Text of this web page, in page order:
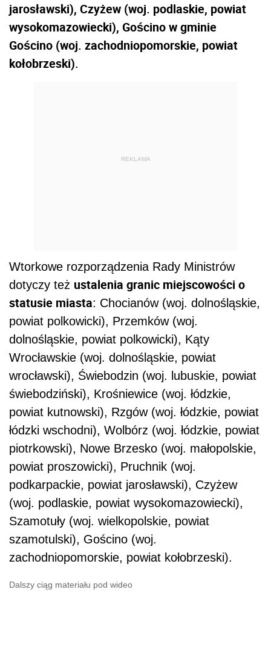
jarosławski), Czyżew (woj. podlaskie, powiat
wysokomazowiecki), Gościno w gminie
Gościno (woj. zachodniopomorskie, powiat
kołobrzeski).
REKLAMA
Wtorkowe rozporządzenia Rady Ministrów
dotyczy też ustalenia granic miejscowości o
statusie miasta: Chocianów (woj. dolnośląskie,
powiat polkowicki), Przemków (woj.
dolnośląskie, powiat polkowicki), Kąty
Wrocławskie (woj. dolnośląskie, powiat
wrocławski), Świebodzin (woj. lubuskie, powiat
świebodziński), Krośniewice (woj. łódzkie,
powiat kutnowski), Rzgów (woj. łódzkie, powiat
łódzki wschodni), Wolbórz (woj. łódzkie, powiat
piotrkowski), Nowe Brzesko (woj. małopolskie,
powiat proszowicki), Pruchnik (woj.
podkarpackie, powiat jarosławski), Czyżew
(woj. podlaskie, powiat wysokomazowiecki),
Szamotuły (woj. wielkopolskie, powiat
szamotulski), Gościno (woj.
zachodniopomorskie, powiat kołobrzeski).
Dalszy ciąg materiału pod wideo